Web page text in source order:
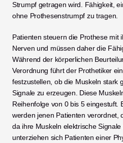
Strumpf getragen wird. Fähigkeit,
ohne Prothesenstrumpf zu tragen.
Patienten steuern die Prothese mit
Nerven und müssen daher die
Während der körperlichen
Verordnung führt der Prothetiker
festzustellen, ob die Muskeln stark
Signale zu erzeugen. Diese
Reihenfolge von 0 bis 5 eingestuft.
werden jenen Patienten verordnet,
da ihre Muskeln elektrische
unterziehen sich Patienten einer